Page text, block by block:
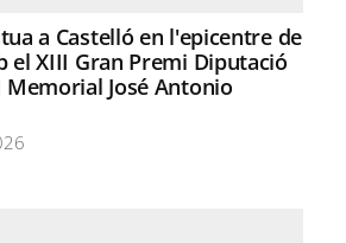
a Castelló en l'epicentre de
el XIII Gran Premi Diputació
Memorial José Antonio